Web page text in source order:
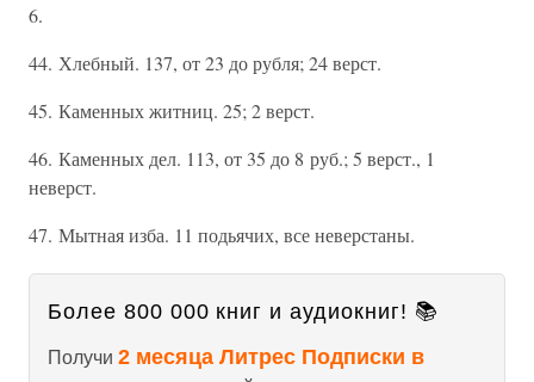
6.
44. Хлебный. 137, от 23 до рубля; 24 верст.
45. Каменных житниц. 25; 2 верст.
46. Каменных дел. 113, от 35 до 8 руб.; 5 верст., 1
неверст.
47. Мытная изба. 11 подьячих, все неверстаны.
Более 800 000 книг и аудиокниг! 📚
Получи 2 месяца Литрес Подписки в